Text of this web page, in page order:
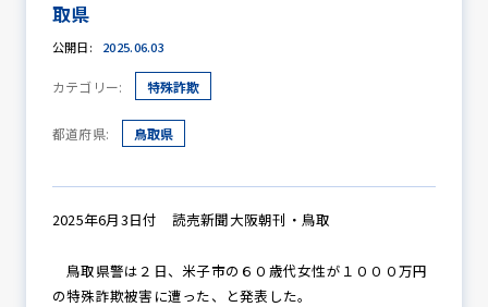
防犯活動ニュース
防犯パトロール
防犯セミナー
取県
公開日: 2025.06.03
カテゴリー: 特殊詐欺
都道府県: 鳥取県
2025年6月3日付 読売新聞大阪朝刊・鳥取
鳥取県警は２日、米子市の６０歳代女性が１０００万円
の特殊詐欺被害に遭った、と発表した。